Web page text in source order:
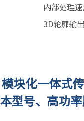
内部处理
3D轮廓输
块化一体式
型号、高功